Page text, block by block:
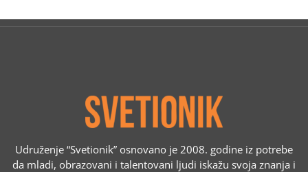
Udruženje “Svetionik” osnovano je 2008. godine iz potrebe
da mladi, obrazovani i talentovani ljudi iskažu svoja znanja i